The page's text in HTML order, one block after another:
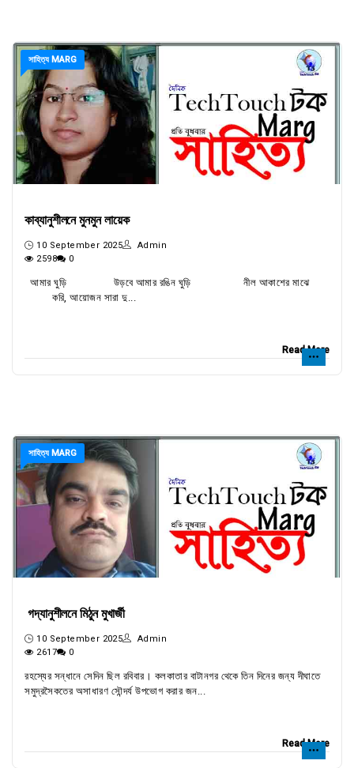
সাহিত্য MARG
কাব্যানুশীলনে মুনমুন লায়েক
10 September 2025
Admin
2598
0
আমার ঘুড়ি উড়বে আমার রঙিন ঘুড়ি নীল আকাশের মাঝে
করি, আয়োজন সারা দু...
Read More
সাহিত্য MARG
গদ্যানুশীলনে মিঠুন মুখার্জী
10 September 2025
Admin
2617
0
রহস্যের সন্ধানে সেদিন ছিল রবিবার। কলকাতার বাটানগর থেকে তিন দিনের জন্য দীঘাতে
সমুদ্রসৈকতের অসাধারণ সৌন্দর্য উপভোগ করার জন...
Read More